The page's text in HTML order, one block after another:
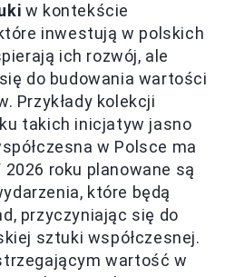
w kontekście
inwestują w polskich
ich rozwój, ale
do budowania wartości
Przykłady kolekcji
takich inicjatyw jasno
w Polsce ma
2026 roku planowane są
które będą
przyczyniając się do
sztuki współczesnej.
wartość w